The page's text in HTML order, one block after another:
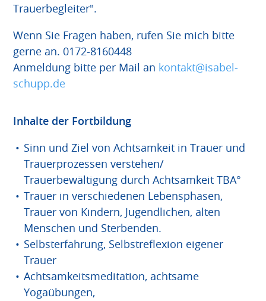
Trauerbegleiter".
Wenn Sie Fragen haben, rufen Sie mich bitte
gerne an. 0172-8160448
Anmeldung bitte per Mail an kontakt@isabel-
schupp.de
Inhalte der Fortbildung
Sinn und Ziel von Achtsamkeit in Trauer und
Trauerprozessen verstehen/
Trauerbewältigung durch Achtsamkeit TBA°
Trauer in verschiedenen Lebensphasen,
Trauer von Kindern, Jugendlichen, alten
Menschen und Sterbenden.
Selbsterfahrung, Selbstreflexion eigener
Trauer
Achtsamkeitsmeditation, achtsame
Yogaübungen,